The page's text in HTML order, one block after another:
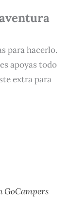
para hacerlo.
apoyas todo
extra para
GoCampers